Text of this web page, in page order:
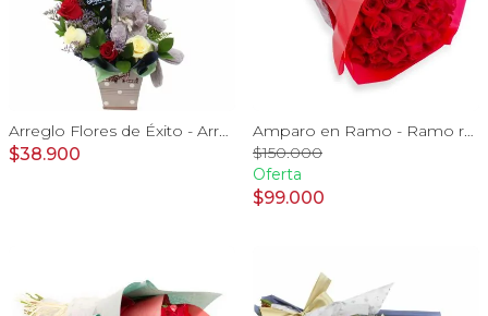
Arreglo Flores de Éxito - Arreglo floral para graduaciones con rosas rojas y blancas, peluche de elefante, pizarra y globos
$38.900
Amparo en Ramo - Ramo redondo con 50 ecuatorianas rojo
$150.000
Oferta
$99.000